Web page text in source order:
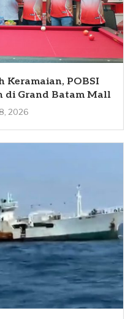
Keramaian, POBSI
di Grand Batam Mall
2026